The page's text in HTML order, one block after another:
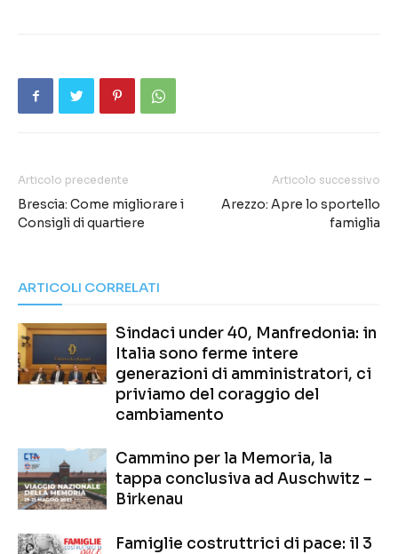
Articolo precedente
Brescia: Come migliorare i
Consigli di quartiere
Articolo successivo
Arezzo: Apre lo sportello
famiglia
ARTICOLI CORRELATI
Sindaci under 40, Manfredonia: in
Italia sono ferme intere
generazioni di amministratori, ci
priviamo del coraggio del
cambiamento
Cammino per la Memoria, la
tappa conclusiva ad Auschwitz –
Birkenau
Famiglie costruttrici di pace: il 3